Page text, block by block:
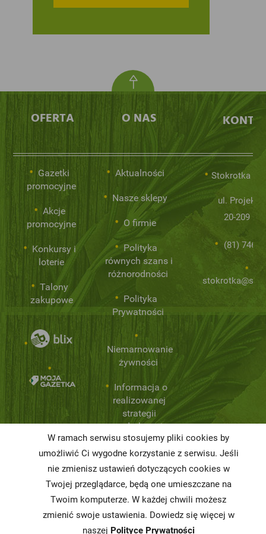
OFERTA
Gazetki
promocyjne
Akcje
promocyjne
Konkursy i
loterie
Talony
zakupowe
O NAS
Aktualności
Nasze sklepy
O firmie
Polityka
równych szans i
różnorodności
Polityka
Prywatności
Niemarnowanie
żywności
Informacja o
realizowanej
strategii
podatkowej
Karty
charakterystyki
Butelkomaty
Stokrotka
ul.
20-209
(81) 746
W ramach serwisu stosujemy pliki cookies by
umożliwić Ci wygodne korzystanie z serwisu. Jeśli
nie zmienisz ustawień dotyczących cookies w
Twojej przeglądarce, będą one umieszczane na
Twoim komputerze. W każdej chwili możesz
zmienić swoje ustawienia. Dowiedz się więcej w
naszej Polityce Prywatności